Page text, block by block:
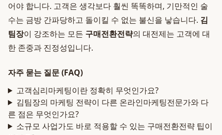
어야 합니다. 고객은 생각보다 훨씬 똑똑하며, 기만적인 술
수는 금방 간파당하고 돌이킬 수 없는 불신을 낳습니다. 김
팀장이 강조하는 모든 구매전환전략의 대전제는 고객에 대
한 존중과 진정성입니다.
자주 묻는 질문 (FAQ)
고객심리마케팅이란 정확히 무엇인가요?
김팀장의 마케팅 전략이 다른 온라인마케팅전문가와 다
른 점은 무엇인가요?
소규모 사업가도 바로 적용할 수 있는 구매전환전략 팁이